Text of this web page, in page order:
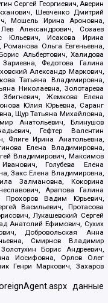
Сергей Георгиевич, Аверин
Шевченко Дмитрий
Мошель Ирина Ароновна,
Александрович, Созаев
Юльевич, Исакова Ирина
Ольга Евгеньевна,
Альбертович, Халидова
Федотова Галина
Александр Маркович,
Татьяна Владимировна,
Николаевна, Золотарева
Жемкова Елена
Юлия Юрьевна, Саранг
Щур Татьяна Михайловна,
Анатольевич, Блинушов
Гефтер Валентин
Флиге Ирина Анатольевна,
Елена Владимировна,
Владимирович, Максимов
Голубева Елена
Закс Елена Владимировна,
Залмановна, Кокорина
Арапова Галина
Прохоров Вадим Юрьевич,
Васильевич, Протасова
Лукашевский Сергей
Анатолий Ефимович, Сухих
Добровольская Анна
Смирнов Владимир
Борис Андреевич,
Иосифовна, Орлов Олег
Генри Маркович, Захаров
данные